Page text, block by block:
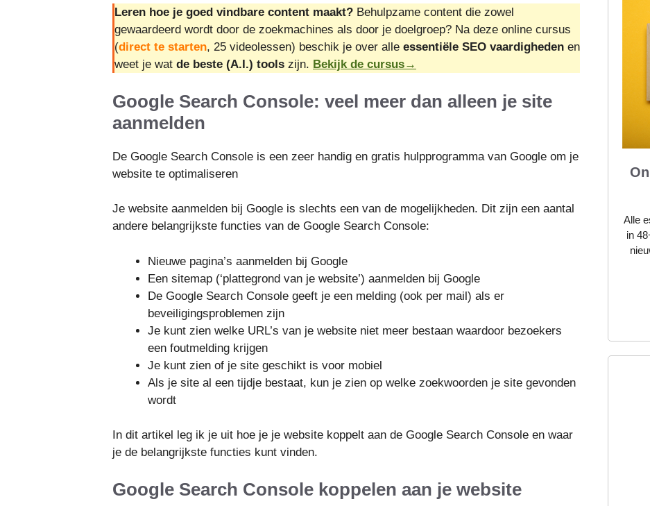
Leren hoe je goed vindbare content maakt? Behulpzame content die zowel
gewaardeerd wordt door de zoekmachines als door je doelgroep? Na deze online cursus
(direct te starten, 25 videolessen) beschik je over alle essentiële SEO vaardigheden en
weet je wat de beste (A.I.) tools zijn. Bekijk de cursus→
Google Search Console: veel meer dan alleen je site
aanmelden
De Google Search Console is een zeer handig en gratis hulpprogramma van Google om je
website te optimaliseren
Je website aanmelden bij Google is slechts een van de mogelijkheden. Dit zijn een aantal
andere belangrijkste functies van de Google Search Console:
Nieuwe pagina’s aanmelden bij Google
Een sitemap (‘plattegrond van je website’) aanmelden bij Google
De Google Search Console geeft je een melding (ook per mail) als er
beveiligingsproblemen zijn
Je kunt zien welke URL’s van je website niet meer bestaan waardoor bezoekers
een foutmelding krijgen
Je kunt zien of je site geschikt is voor mobiel
Als je site al een tijdje bestaat, kun je zien op welke zoekwoorden je site gevonden
wordt
In dit artikel leg ik je uit hoe je je website koppelt aan de Google Search Console en waar
je de belangrijkste functies kunt vinden.
Google Search Console koppelen aan je website
Alle
in